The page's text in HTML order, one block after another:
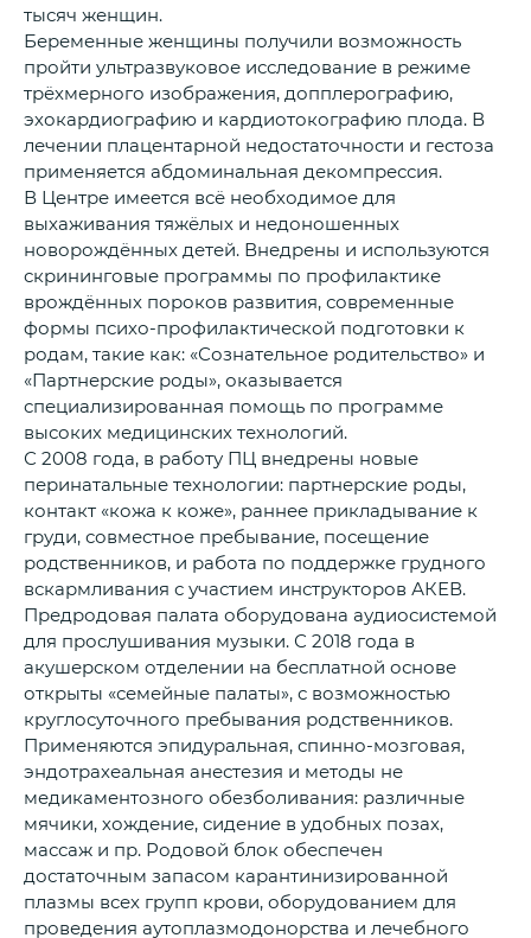
тысяч женщин.
Беременные женщины получили возможность
пройти ультразвуковое исследование в режиме
трёхмерного изображения, допплерографию,
эхокардиографию и кардиотокографию плода. В
лечении плацентарной недостаточности и гестоза
применяется абдоминальная декомпрессия.
В Центре имеется всё необходимое для
выхаживания тяжёлых и недоношенных
новорождённых детей. Внедрены и используются
скрининговые программы по профилактике
врождённых пороков развития, современные
формы психо-профилактической подготовки к
родам, такие как: «Сознательное родительство» и
«Партнерские роды», оказывается
специализированная помощь по программе
высоких медицинских технологий.
С 2008 года, в работу ПЦ внедрены новые
перинатальные технологии: партнерские роды,
контакт «кожа к коже», раннее прикладывание к
груди, совместное пребывание, посещение
родственников, и работа по поддержке грудного
вскармливания с участием инструкторов АКЕВ.
Предродовая палата оборудована аудиосистемой
для прослушивания музыки. С 2018 года в
акушерском отделении на бесплатной основе
открыты «семейные палаты», с возможностью
круглосуточного пребывания родственников.
Применяются эпидуральная, спинно-мозговая,
эндотрахеальная анестезия и методы не
медикаментозного обезболивания: различные
мячики, хождение, сидение в удобных позах,
массаж и пр. Родовой блок обеспечен
достаточным запасом карантинизированной
плазмы всех групп крови, оборудованием для
проведения аутоплазмодонорства и лечебного